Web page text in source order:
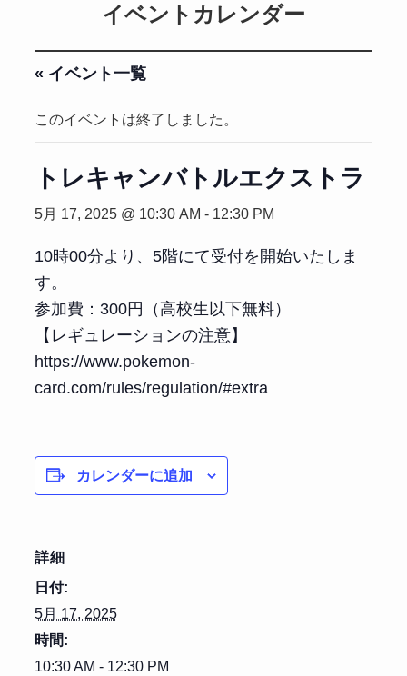
イベントカレンダー
« イベント一覧
このイベントは終了しました。
トレキャンバトルエクストラ
5月 17, 2025 @ 10:30 AM - 12:30 PM
10時00分より、5階にて受付を開始いたしま
す。
参加費：300円（高校生以下無料）
【レギュレーションの注意】
https://www.pokemon-
card.com/rules/regulation/#extra
カレンダーに追加
詳細
日付:
5月 17, 2025
時間:
10:30 AM - 12:30 PM